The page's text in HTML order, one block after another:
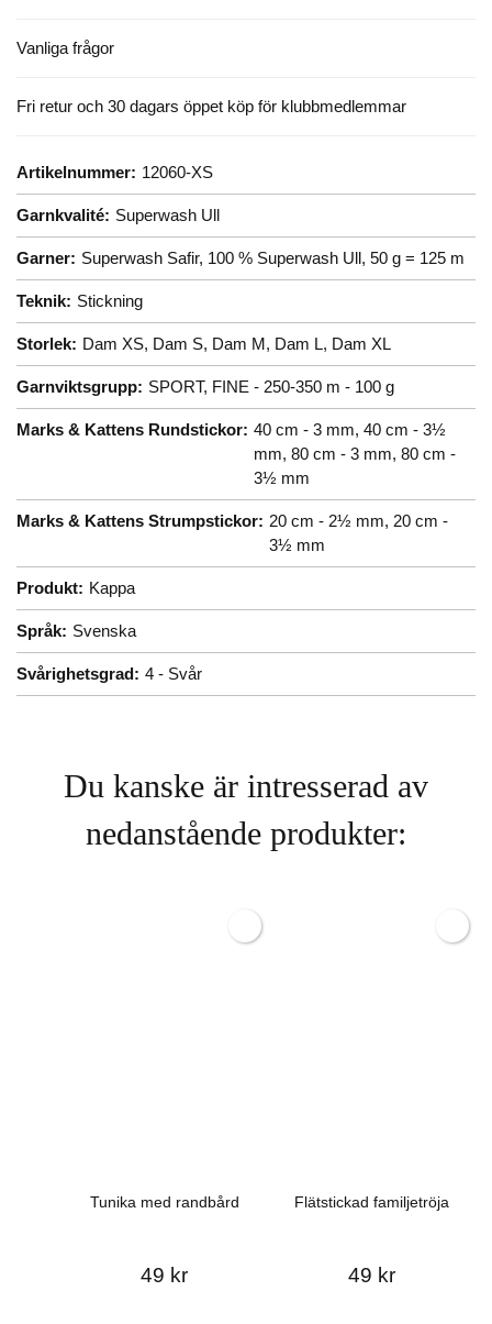
Vanliga frågor
Fri retur och 30 dagars öppet köp för klubbmedlemmar
Artikelnummer: 12060-XS
Garnkvalité: Superwash Ull
Garner: Superwash Safir, 100 % Superwash Ull, 50 g = 125 m
Teknik: Stickning
Storlek: Dam XS, Dam S, Dam M, Dam L, Dam XL
Garnviktsgrupp: SPORT, FINE - 250-350 m - 100 g
Marks & Kattens Rundstickor: 40 cm - 3 mm, 40 cm - 3½
mm, 80 cm - 3 mm, 80 cm -
3½ mm
Marks & Kattens Strumpstickor: 20 cm - 2½ mm, 20 cm -
3½ mm
Produkt: Kappa
Språk: Svenska
Svårighetsgrad: 4 - Svår
Du kanske är intresserad av
nedanstående produkter:
Tunika med randbård
49 kr
Flätstickad familjetröja
49 kr